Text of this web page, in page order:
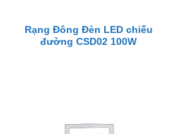
Rạng Đông Đèn LED chiếu
đường CSD02 100W